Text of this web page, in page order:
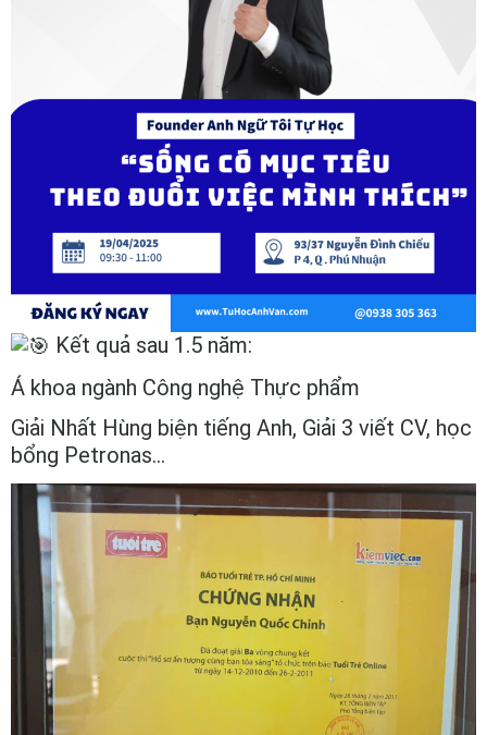
Kết quả sau 1.5 năm:
Á khoa ngành Công nghệ Thực phẩm
Giải Nhất Hùng biện tiếng Anh, Giải 3 viết CV, học
bổng Petronas…